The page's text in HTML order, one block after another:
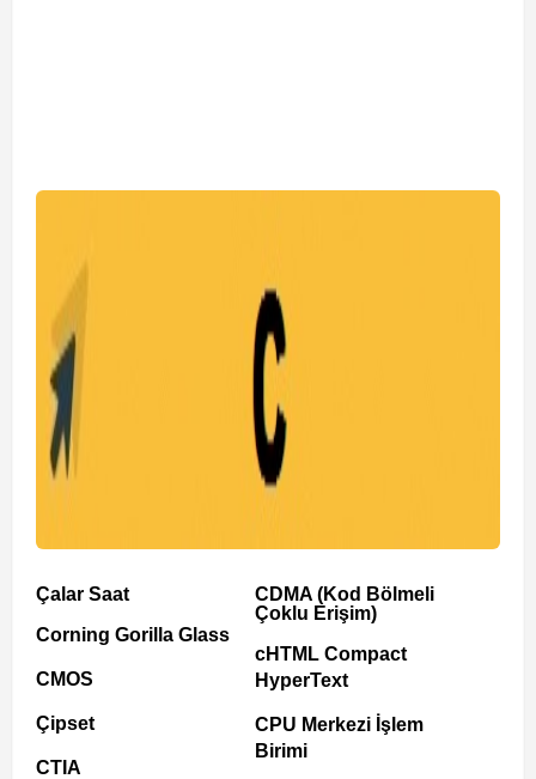
Çalar Saat
Corning Gorilla Glass
CMOS
Çipset
CTIA
CDMA (Kod Bölmeli
Çoklu Erişim)
cHTML Compact
HyperText
CPU Merkezi İşlem
Birimi